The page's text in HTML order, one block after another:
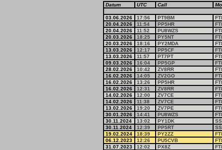
Datum UTC Call
03.06.2026 17:56 PT9BM
20.04.2026
11:54 PP5HR
20.04.2026
11:52 PU8WZS
20.03.2026
18:25 PY5NT
20.03.2026
18:16 PY2MDA
13.03.2026
12:17 PP5CF
13.03.2026
11:57 PT7PT
09.03.2026
16:04 PP5GP
28.02.2026
10:42 ZV8RR
16.02.2026
14:05 ZV2GO
16.02.2026
13:26 PP5HR
16.02.2026
12:31 ZV8RR
14.02.2026
12:00 ZV7CE
14.02.2026
11:38 ZV7CE
13.02.2026
19:20 ZV7PE
30.01.2026
14:41 PU8WZS
30.11.2024
13:02 PY1DK
30.11.2024
12:39 PP5RT
19.02.2024
18:39 PY2ZZ
06.12.2023
12:26 PU5CVB
31.07.2023
12:02 PX8Z